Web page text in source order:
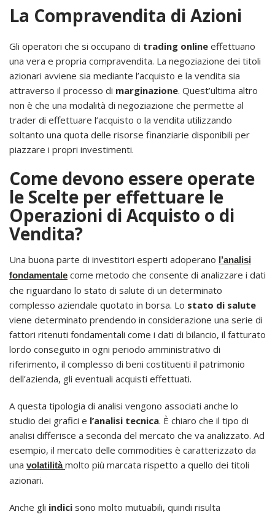
La Compravendita di Azioni
Gli operatori che si occupano di trading online effettuano
una vera e propria compravendita. La negoziazione dei titoli
azionari avviene sia mediante l’acquisto e la vendita sia
attraverso il processo di marginazione. Quest’ultima altro
non è che una modalità di negoziazione che permette al
trader di effettuare l’acquisto o la vendita utilizzando
soltanto una quota delle risorse finanziarie disponibili per
piazzare i propri investimenti.
Come devono essere operate
le Scelte per effettuare le
Operazioni di Acquisto o di
Vendita?
Una buona parte di investitori esperti adoperano l’analisi
fondamentale come metodo che consente di analizzare i dati
che riguardano lo stato di salute di un determinato
complesso aziendale quotato in borsa. Lo stato di salute
viene determinato prendendo in considerazione una serie di
fattori ritenuti fondamentali come i dati di bilancio, il fatturato
lordo conseguito in ogni periodo amministrativo di
riferimento, il complesso di beni costituenti il patrimonio
dell’azienda, gli eventuali acquisti effettuati.
A questa tipologia di analisi vengono associati anche lo
studio dei grafici e l’analisi tecnica. È chiaro che il tipo di
analisi differisce a seconda del mercato che va analizzato. Ad
esempio, il mercato delle commodities è caratterizzato da
una volatilità molto più marcata rispetto a quello dei titoli
azionari.
Anche gli indici sono molto mutuabili, quindi risulta